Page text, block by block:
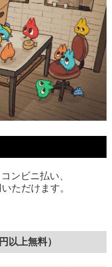
ンビニ払い、
ただけます。
以上無料）